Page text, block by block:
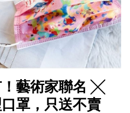
！藝術家聯名 ╳
罩，只送不賣